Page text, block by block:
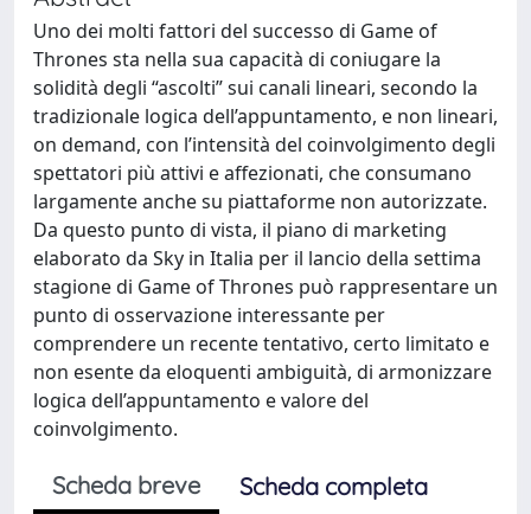
Uno dei molti fattori del successo di Game of
Thrones sta nella sua capacità di coniugare la
solidità degli “ascolti” sui canali lineari, secondo la
tradizionale logica dell’appuntamento, e non lineari,
on demand, con l’intensità del coinvolgimento degli
spettatori più attivi e affezionati, che consumano
largamente anche su piattaforme non autorizzate.
Da questo punto di vista, il piano di marketing
elaborato da Sky in Italia per il lancio della settima
stagione di Game of Thrones può rappresentare un
punto di osservazione interessante per
comprendere un recente tentativo, certo limitato e
non esente da eloquenti ambiguità, di armonizzare
logica dell’appuntamento e valore del
coinvolgimento.
Scheda breve
Scheda completa